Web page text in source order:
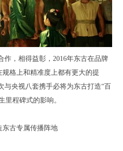
作，相得益彰，2016年东古在品牌
格上和精准度上都有更大的提
与央视八套携手必将为东古打造“百
里程碑式的影响。
东古专属传播阵地